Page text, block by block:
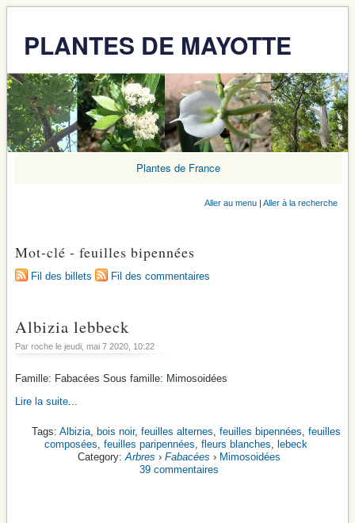
PLANTES DE MAYOTTE
Plantes de France
Aller au menu |Aller à la recherche
Mot-clé - feuilles bipennées
Fil des billets Fil des commentaires
Albizia lebbeck
Par roche lejeudi, mai 7 2020 , 10:22
Famille: Fabacées Sous famille: Mimosoidées
Lire la suite
Albizia, bois noir, feuilles alternes feuilles bipennées feuilles
composées feuilles paripennées fleurs blanches lebeck
Arbres › Fabacées › Mimosoidées
39 commentaires